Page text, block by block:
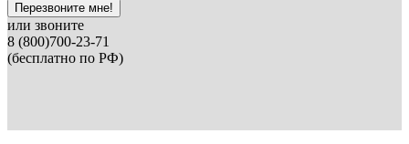
Перезвоните мне!
или звоните
8 (800)700-23-71
(бесплатно по РФ)